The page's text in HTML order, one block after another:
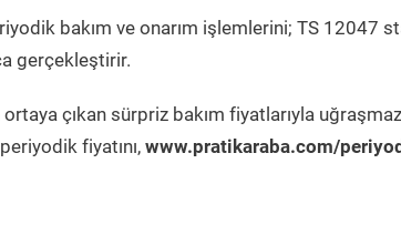
bakım ve onarım işlemlerini; TS 12047
gerçekleştirir.
çıkan sürpriz bakım fiyatlarıyla
fiyatını,www.pratikaraba.com/